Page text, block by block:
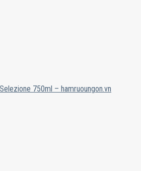
750ml – hamruoungon.vn